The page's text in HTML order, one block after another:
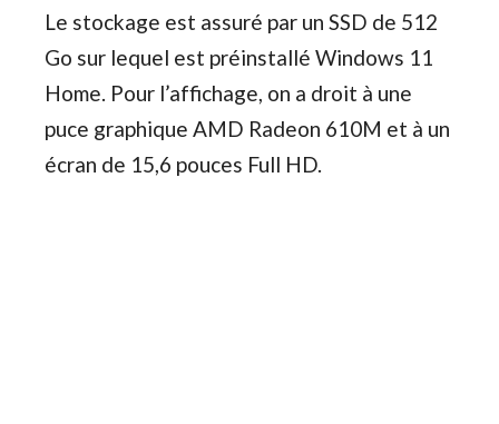
Le stockage est assuré par un SSD de 512
Go sur lequel est préinstallé Windows 11
Home. Pour l’affichage, on a droit à une
puce graphique AMD Radeon 610M et à un
écran de 15,6 pouces Full HD.